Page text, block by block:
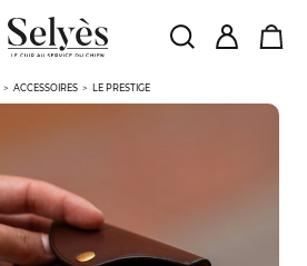
ACCESSOIRES LE PRESTIGE